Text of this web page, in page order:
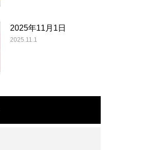
2025年11月1日
2025.11.1